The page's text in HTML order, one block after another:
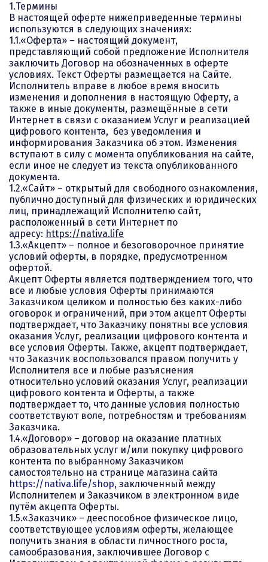
1.Термины
В настоящей оферте нижеприведенные термины
используются в следующих значениях:
1.1.«Оферта» – настоящий документ,
представляющий собой предложение Исполнителя
заключить Договор на обозначенных в оферте
условиях. Текст Оферты размещается на Сайте.
Исполнитель вправе в любое время вносить
изменения и дополнения в настоящую Оферту, а
также в иные документы, размещённые в сети
Интернет в связи с оказанием Услуг и реализацией
цифрового контента, без уведомления и
информирования Заказчика об этом. Изменения
вступают в силу с момента опубликования на сайте,
если иное не следует из текста опубликованного
документа.
1.2.«Сайт» – открытый для свободного ознакомления,
публично доступный для физических и юридических
лиц, принадлежащий Исполнителю сайт,
расположенный в сети Интернет по
адресу: https://nativa.life
1.3.«Акцепт» – полное и безоговорочное принятие
условий оферты, в порядке, предусмотренном
офертой.
Акцепт Оферты является подтверждением того, что
все и любые условия Оферты принимаются
Заказчиком целиком и полностью без каких-либо
оговорок и ограничений, при этом акцепт Оферты
подтверждает, что Заказчику понятны все условия
оказания Услуг, реализации цифрового контента и
все условия Оферты. Также, акцепт подтверждает,
что Заказчик воспользовался правом получить у
Исполнителя все и любые разъяснения
относительно условий оказания Услуг, реализации
цифрового контента и Оферты, а также
подтверждает то, что данные условия полностью
соответствуют воле, потребностям и требованиям
Заказчика.
1.4.«Договор» – договор на оказание платных
образовательных услуг и/или покупку цифрового
контента по выбранному Заказчиком
самостоятельно на странице магазина сайта
https://nativa.life/shop, заключенный между
Исполнителем и Заказчиком в электронном виде
путём акцепта Оферты.
1.5.«Заказчик» – дееспособное физическое лицо,
соответствующее условиям оферты, желающее
получить знания в области личностного роста,
самообразования, заключившее Договор с